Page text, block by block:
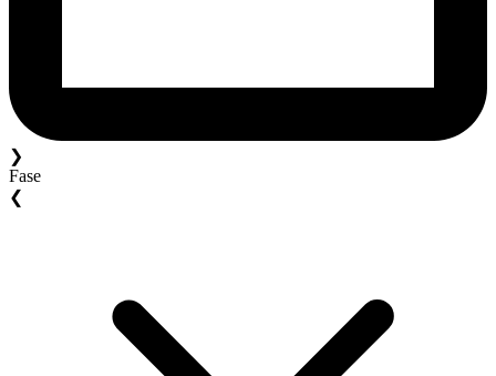
❯
Fase
❮